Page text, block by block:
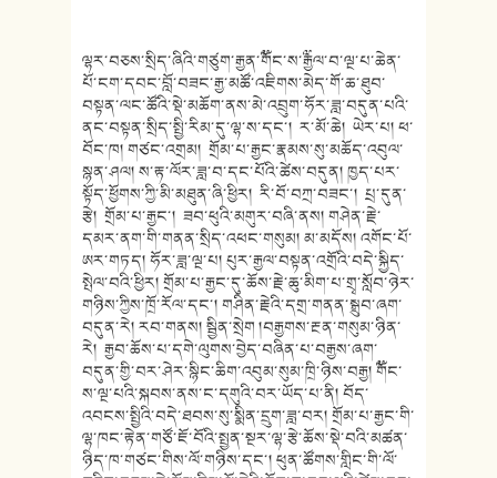
ལྷར་བཅས་སྲིད་ཞིའི་གཙུག་རྒྱན་༸གོང་ས་༸རྒྱལ་བ་ལྔ་པ་ཆེན་
པོ་ངག་དབང་བློ་བཟང་རྒྱ་མཚོ་འཇིགས་མེད་གོ་ཆ་ཐུབ་
བསྟན་ལང་ཚོའི་སྡེ་མཆོག་ནས་མེ་འབྲུག་ཧོར་ཟླ་བདུན་པའི་
ནང་བསྟན་སྲིད་སྤྱི་རིམ་དུ་ལྷ་ས་དང་། ར་མོ་ཆེ། ཡེར་པ། ཕ་
བོང་ཁ། གཙང་འགྲམ། གྲོམ་པ་རྒྱང་རྣམས་སུ་མཆོད་འབུལ་
སྙན་ཤལ། ས་རྟ་ལོར་ཟླ་བ་དང་པོའི་ཚེས་བདུན། ཁྱད་པར་
སྟོད་ཕྱོགས་ཀྱི་མི་མཐུན་ཞི་ཕྱིར། རི་བོ་བཀྲ་བཟང་། པྲ་དུན་
རྩེ། གྲོམ་པ་རྒྱང་། ཟབ་ཕུའི་མགུར་བཞི་ནས། གཤེན་རྗེ་
དམར་ནག་གི་གནན་སྲིད་འཕང་གསུམ། མ་མདོས། འགོང་པོ་
ཨར་གཏད། ཧོར་ཟླ་ལྔ་པ། པུར་རྒྱལ་བསྟན་འགྲོའི་བདེ་སྐྱིད་
སྤེལ་བའི་ཕྱིར། གྲོམ་པ་རྒྱང་དུ་ཆོས་རྗེ་ཆུ་མིག་པ་གྲྭ་སློབ་ཉེར་
གཉིས་ཀྱིས་ཁྲོ་རོལ་དང་། གཤིན་རྗེའི་དགྲ་གནན་སྒྲུབ་ཞག་
བདུན་རེ། རབ་གནས། སྦྱིན་སྲེག །བརྒྱགས་རྔན་གསུམ་ཉིན་
རེ། རྒྱབ་ཆོས་པ་དགེ་ལུགས་བྱེད་བཞིན་པ་བརྒྱས་ཞག་
བདུན་གྱི་བར་ཤེར་སྙིང་ཆིག་འབུམ་སུམ་ཁྲི་ཉིས་བརྒྱ། ༸གོང་
ས་ལྔ་པའི་སྐབས་ནས་ང་དགུའི་བར་ཡོད་པ་ནི། བོད་
འབངས་སྤྱིའི་བདེ་ཐབས་སུ་སྨིན་དྲུག་ཟླ་བར། གྲོམ་པ་རྒྱང་གི་
ལྷ་ཁང་རྟེན་གཙོ་ཇོ་བོའི་སྤྱན་སྔར་ལྷ་རྩེ་ཆོས་སྡེ་བའི་མཚན་
ཉིད་ཁ་གཙང་གིས་ལོ་གཉིས་དང་། ཕུན་ཚོགས་གླིང་གི་ལོ་